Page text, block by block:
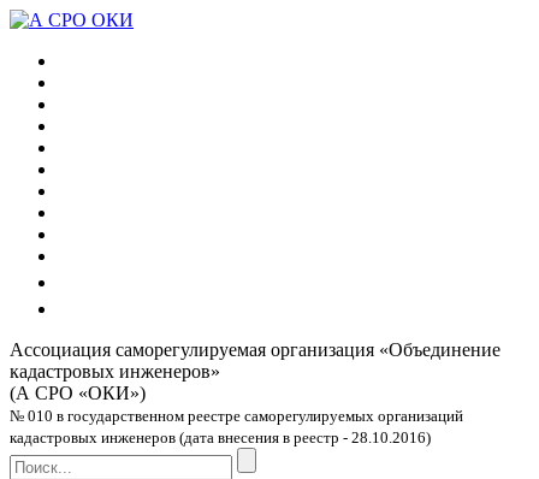
Ассоциация саморегулируемая организация «Объединение
кадастровых инженеров»
(А СРО «ОКИ»)
№ 010 в государственном реестре саморегулируемых организаций
кадастровых инженеров (дата внесения в реестр - 28.10.2016)